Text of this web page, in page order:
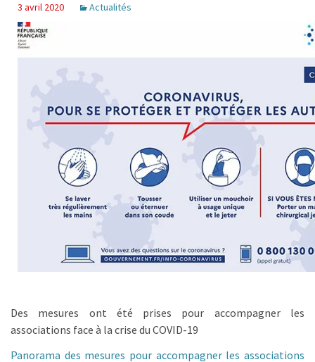
3 avril 2020 Actualités
Des mesures ont été prises pour accompagner les
associations face à la crise du COVID-19
Panorama des mesures pour accompagner les associations